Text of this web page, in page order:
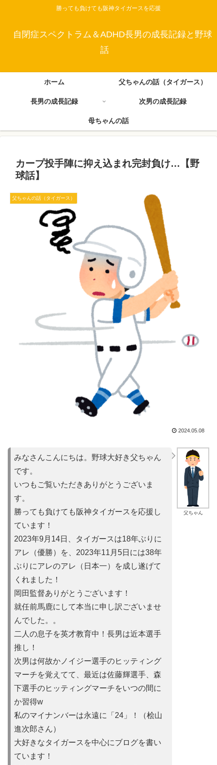
勝っても負けても阪神タイガースを応援
自閉症スペクトラム＆ADHD長男の成長記録と野球
話
ホーム 父ちゃんの話（タイガース）
長男の成長記録 次男の成長記録
母ちゃんの話
カープ投手陣に抑え込まれ完封負け…【野
球話】
父ちゃんの話（タイガース）
2024.05.08
父ちゃん
みなさんこんにちは。野球大好き父ちゃん
です。
いつもご覧いただきありがとうございま
す。
勝っても負けても阪神タイガースを応援し
ています！
2023年9月14日、タイガースは18年ぶりに
アレ（優勝）を 、2023年11月5日には38年
ぶりにアレのアレ（日本一）を成し遂げて
くれました！
岡田監督ありがとうございます！
就任前馬鹿にして本当に申し訳ございませ
んでした。。
二人の息子を英才教育中！長男は近本選手
推し！
次男は何故かノイ ジー選手のヒッティング
マーチを覚えてて、最近は佐藤輝選手、森
下選手のヒッティングマーチをいつの間に
か習得w
私のマイナンバーは永遠に「24」！（桧山
進次郎さん）
大好きなタイガースを中心にブログを書い
ています！